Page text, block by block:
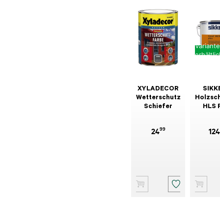
XYLADECOR
Wetterschutzfarbe
Schiefer
2499
HLS
124